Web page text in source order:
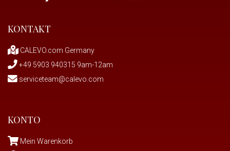
KONTAKT
CALEVO.com Germany
+49 5903 940315 9am-12am
serviceteam@calevo.com
KONTO
Mein Warenkorb